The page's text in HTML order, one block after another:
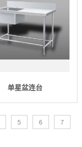
单星盆连台
5 6
7